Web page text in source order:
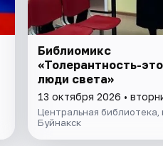
Библиомикс
«Толерантность-это
люди света»
13 октября 2026 •
Центральная библиотека,
Буйнакск